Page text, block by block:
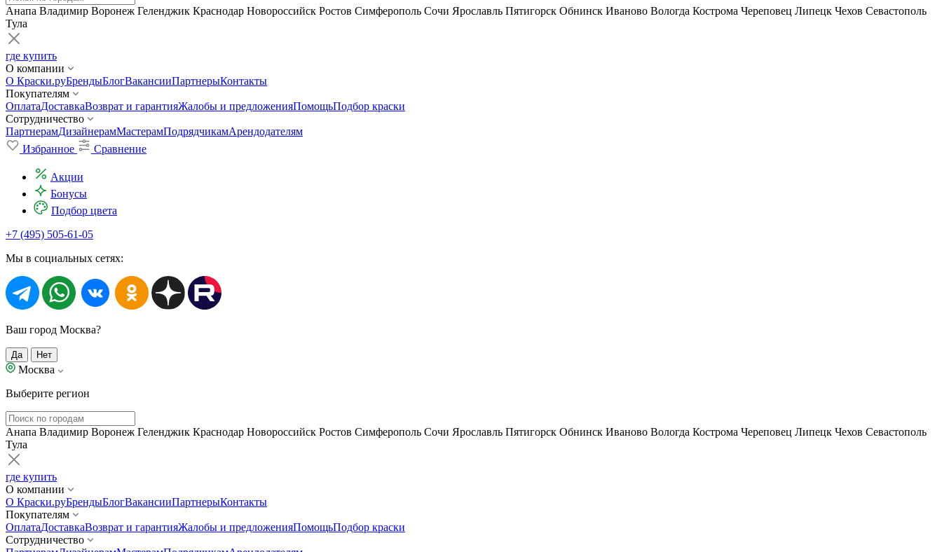
Анапа Владимир Воронеж Геленджик Краснодар Новороссийск Ростов Симферополь Сочи Ярославль Пятигорск Обнинск Иваново Вологда Кострома Череповец Липецк Чехов Севастополь
Тула
где купить
О компании
О Краски.руБрендыБлогВакансииПартнерыКонтакты
Покупателям
ОплатаДоставкаВозврат и гарантияЖалобы и предложенияПомощьПодбор краски
Сотрудничество
ПартнерамДизайнерамМастерамПодрядчикамАрендодателям
Избранное
Сравнение
Акции
Бонусы
Подбор цвета
+7 (495) 505-61-05
Мы в социальных сетях:
Ваш город Москва?
Да Нет
Москва
Выберите регион
Анапа Владимир Воронеж Геленджик Краснодар Новороссийск Ростов Симферополь Сочи Ярославль Пятигорск Обнинск Иваново Вологда Кострома Череповец Липецк Чехов Севастополь
Тула
где купить
О компании
О Краски.руБрендыБлогВакансииПартнерыКонтакты
Покупателям
ОплатаДоставкаВозврат и гарантияЖалобы и предложенияПомощьПодбор краски
Сотрудничество